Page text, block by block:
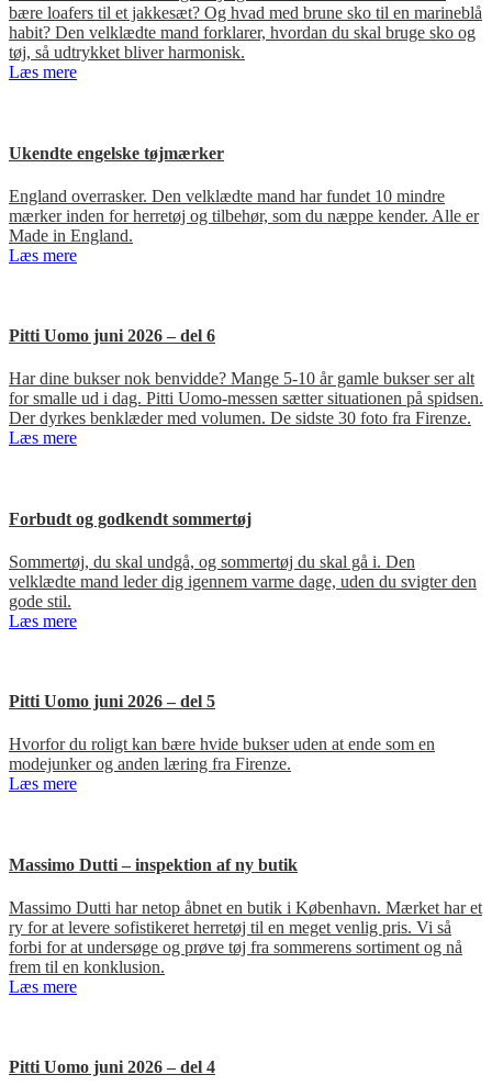
bære loafers til et jakkesæt? Og hvad med brune sko til en marineblå
habit? Den velklædte mand forklarer, hvordan du skal bruge sko og
tøj, så udtrykket bliver harmonisk.
Læs mere
Ukendte engelske tøjmærker
England overrasker. Den velklædte mand har fundet 10 mindre
mærker inden for herretøj og tilbehør, som du næppe kender. Alle er
Made in England.
Læs mere
Pitti Uomo juni 2026 – del 6
Har dine bukser nok benvidde? Mange 5-10 år gamle bukser ser alt
for smalle ud i dag. Pitti Uomo-messen sætter situationen på spidsen.
Der dyrkes benklæder med volumen. De sidste 30 foto fra Firenze.
Læs mere
Forbudt og godkendt sommertøj
Sommertøj, du skal undgå, og sommertøj du skal gå i. Den
velklædte mand leder dig igennem varme dage, uden du svigter den
gode stil.
Læs mere
Pitti Uomo juni 2026 – del 5
Hvorfor du roligt kan bære hvide bukser uden at ende som en
modejunker og anden læring fra Firenze.
Læs mere
Massimo Dutti – inspektion af ny butik
Massimo Dutti har netop åbnet en butik i København. Mærket har et
ry for at levere sofistikeret herretøj til en meget venlig pris. Vi så
forbi for at undersøge og prøve tøj fra sommerens sortiment og nå
frem til en konklusion.
Læs mere
Pitti Uomo juni 2026 – del 4